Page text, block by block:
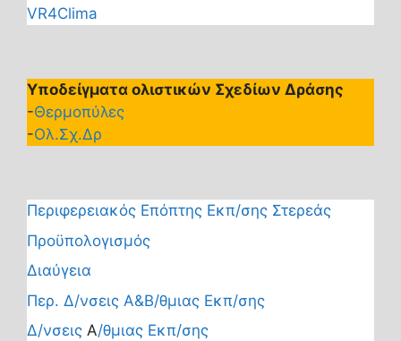
VR4Clima
Υποδείγματα ολιστικών Σχεδίων Δράσης
-Θερμοπύλες
-Ολ.Σχ.Δρ
Περιφερειακός Επόπτης Εκπ/σης Στερεάς
Προϋπολογισμός
Διαύγεια
Περ. Δ/νσεις Α&Β/θμιας Εκπ/σης
Δ/νσεις Α/θμιας Εκπ/σης